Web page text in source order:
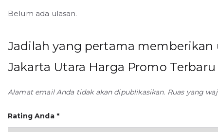
Belum ada ulasan.
Jadilah yang pertama memberikan
Jakarta Utara Harga Promo Terbaru
Alamat email Anda tidak akan dipublikasikan. Ruas yang
Rating Anda *